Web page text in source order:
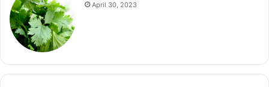
April 30, 2023